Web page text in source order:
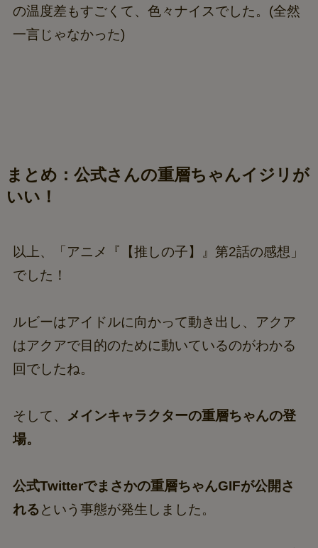
の温度差もすごくて、色々ナイスでした。(全然
一言じゃなかった)
まとめ：公式さんの重層ちゃんイジリが
いい！
以上、「アニメ『【推しの子】』第2話の感想」
でした！
ルビーはアイドルに向かって動き出し、アクア
はアクアで目的のために動いているのがわかる
回でしたね。
そして、
メインキャラクターの重層ちゃんの登
場。
公式Twitterでまさかの重層ちゃんGIFが公開さ
れるという事態が発生しました。